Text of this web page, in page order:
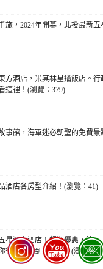
旅，2024年開幕，北投最新五
方酒店，米其林星鑰飯店。行
這裡！(瀏覽：379)
事館，海軍迷必朝聖的免費景
酒店各房型介紹！(瀏覽：41)
星溫泉酒店！超狂優惠，第三
從入住吃到退房啊！(瀏覽：